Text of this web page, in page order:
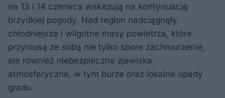
na 13 i 14 czerwca wskazują na kontynuację
brzydkiej pogody. Nad region nadciągnęły
chłodniejsze i wilgotne masy powietrza, które
przyniosą ze sobą nie tylko spore zachmurzenie,
ale również niebezpieczne zjawiska
atmosferyczne, w tym burze oraz lokalne opady
gradu.